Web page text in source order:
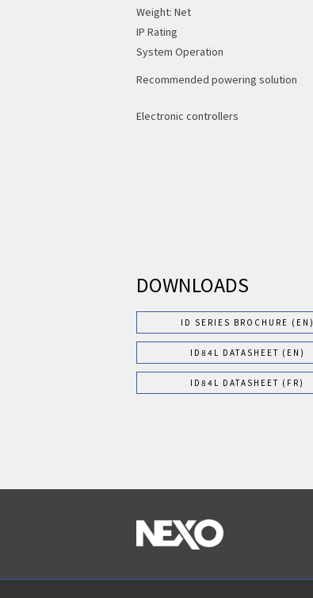
Weight: Net
IP Rating
System Operation
Recommended powering solution
Electronic controllers
DOWNLOADS
ID SERIES BROCHURE (EN)
ID84L DATASHEET (EN)
ID84L DATASHEET (FR)